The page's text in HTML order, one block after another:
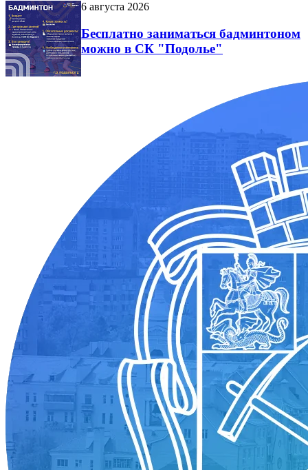
6 августа 2026
Бесплатно заниматься бадминтоном
можно в СК "Подолье"